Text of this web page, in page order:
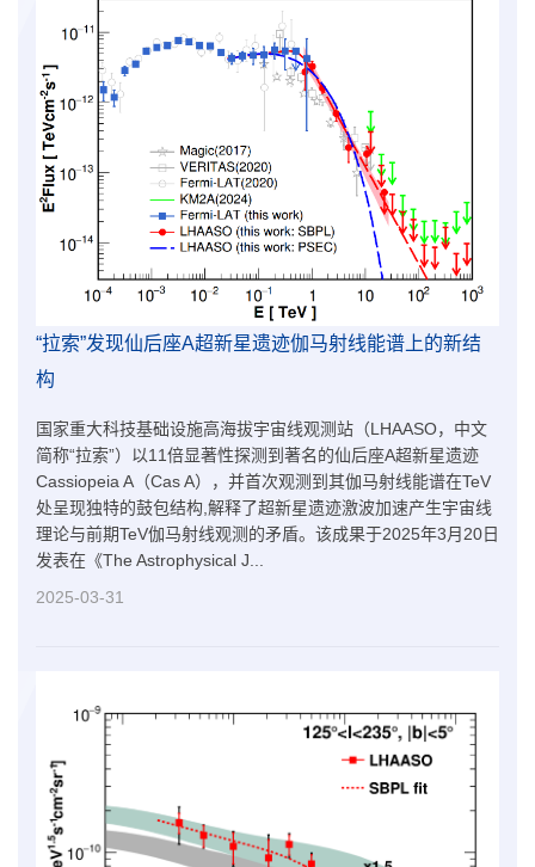
“拉索”发现仙后座A超新星遗迹伽马射线能谱上的新结
构
国家重大科技基础设施高海拔宇宙线观测站（LHAASO，中文
简称“拉索”）以11倍显著性探测到著名的仙后座A超新星遗迹
Cassiopeia A（Cas A），并首次观测到其伽马射线能谱在TeV
处呈现独特的鼓包结构,解释了超新星遗迹激波加速产生宇宙线
理论与前期TeV伽马射线观测的矛盾。该成果于2025年3月20日
发表在《The Astrophysical J...
2025-03-31